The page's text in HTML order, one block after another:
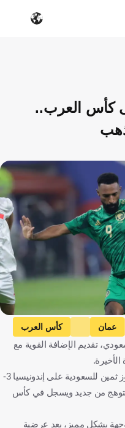
كأس العرب..
عمان
كأس العرب
قدمتقديم الإضافة القوية مع
مهاجم أهلي جدة الذي سجل هدفين في فوز ثمين للسعودية على إندونيسيا 3-
ليتوهج من جديد ويسجل في كأس
بشكل مميز، بعد عرضية